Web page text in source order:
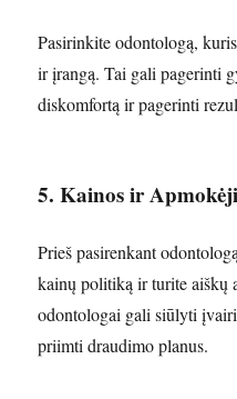
Pasirinkite odontologą,
ir įrangą. Tai gali pagerinti
diskomfortą ir pagerinti
5. Kainos ir
Prieš pasirenkant
kainų politiką ir turite aiškų
odontologai gali siūlyti
priimti draudimo planus.